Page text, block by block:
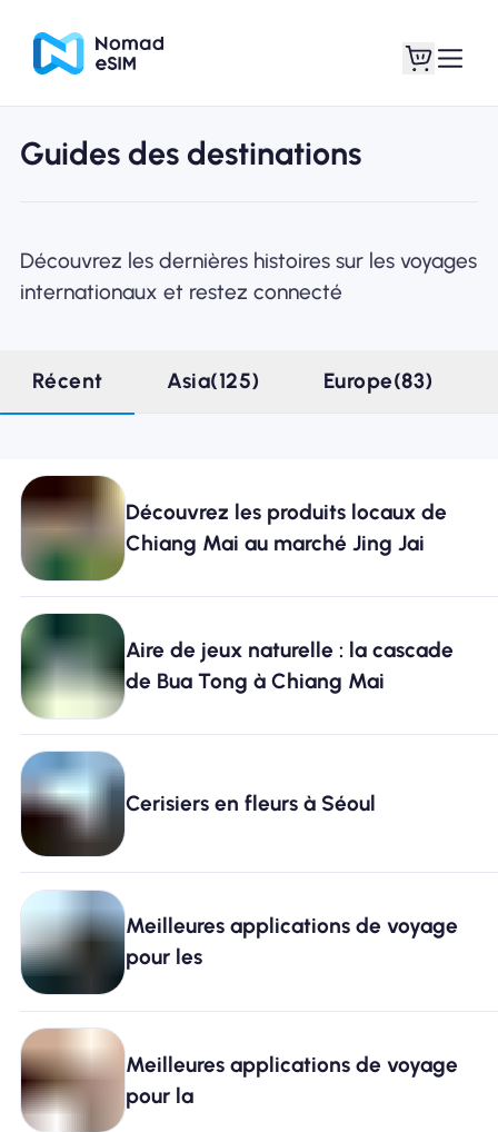
Pourquoi Nomad eSIM
Utiliser une eSIM
Pour le business
Guides des destinations
Découvrez les dernières histoires sur les voyages
internationaux et restez connecté
Récent Asia(125) Europe(83)
Découvrez les produits locaux de
Chiang Mai au marché Jing Jai
Aire de jeux naturelle : la cascade
de Bua Tong à Chiang Mai
Cerisiers en fleurs à Séoul
Meilleures applications de voyage
pour les
Meilleures applications de voyage
pour la